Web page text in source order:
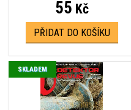
55 Kč
PŘIDAT DO KOŠÍKU
SKLADEM